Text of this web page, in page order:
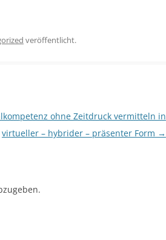
veröffentlicht.
ohne Zeitdruck vermitteln in
virtueller – hybrider – präsenter Form →